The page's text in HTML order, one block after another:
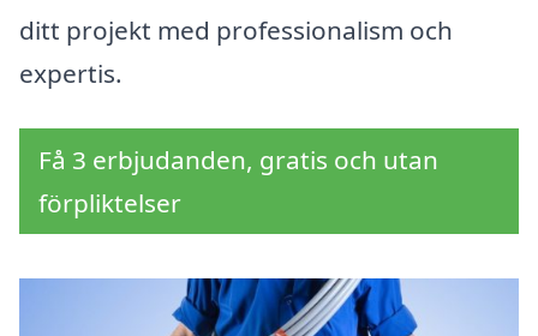
ditt projekt med professionalism och
expertis.
Få 3 erbjudanden, gratis och utan
förpliktelser